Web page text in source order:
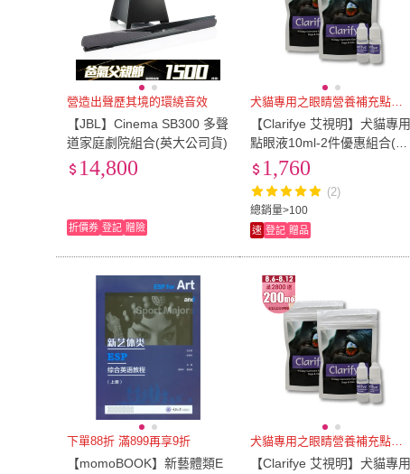
營造出聲歷其境的環繞音效
【JBL】Cinema SB300 多聲
道家庭劇院組合(英大公司貨)
14,800
折價券 登記 贈險
犬貓專用之眼睛營養補充點眼液
【Clarifye 艾視明】犬貓專用
點眼液10ml-2件優惠組合(英
國原裝進口/視力保健/犬貓眼
部保養)
總銷量>100
1,760
(2)
速 登記 贈品
下單88折 滿899再享9折
【momoBOOK】新藝體類E
犬貓專用之眼睛營養補充點眼液
【Clarifye 艾視明】犬貓專用